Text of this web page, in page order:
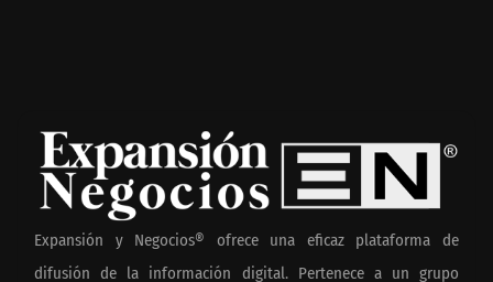
Expansión y Negocios® ofrece una eficaz plataforma de
difusión de la información digital. Pertenece a un grupo